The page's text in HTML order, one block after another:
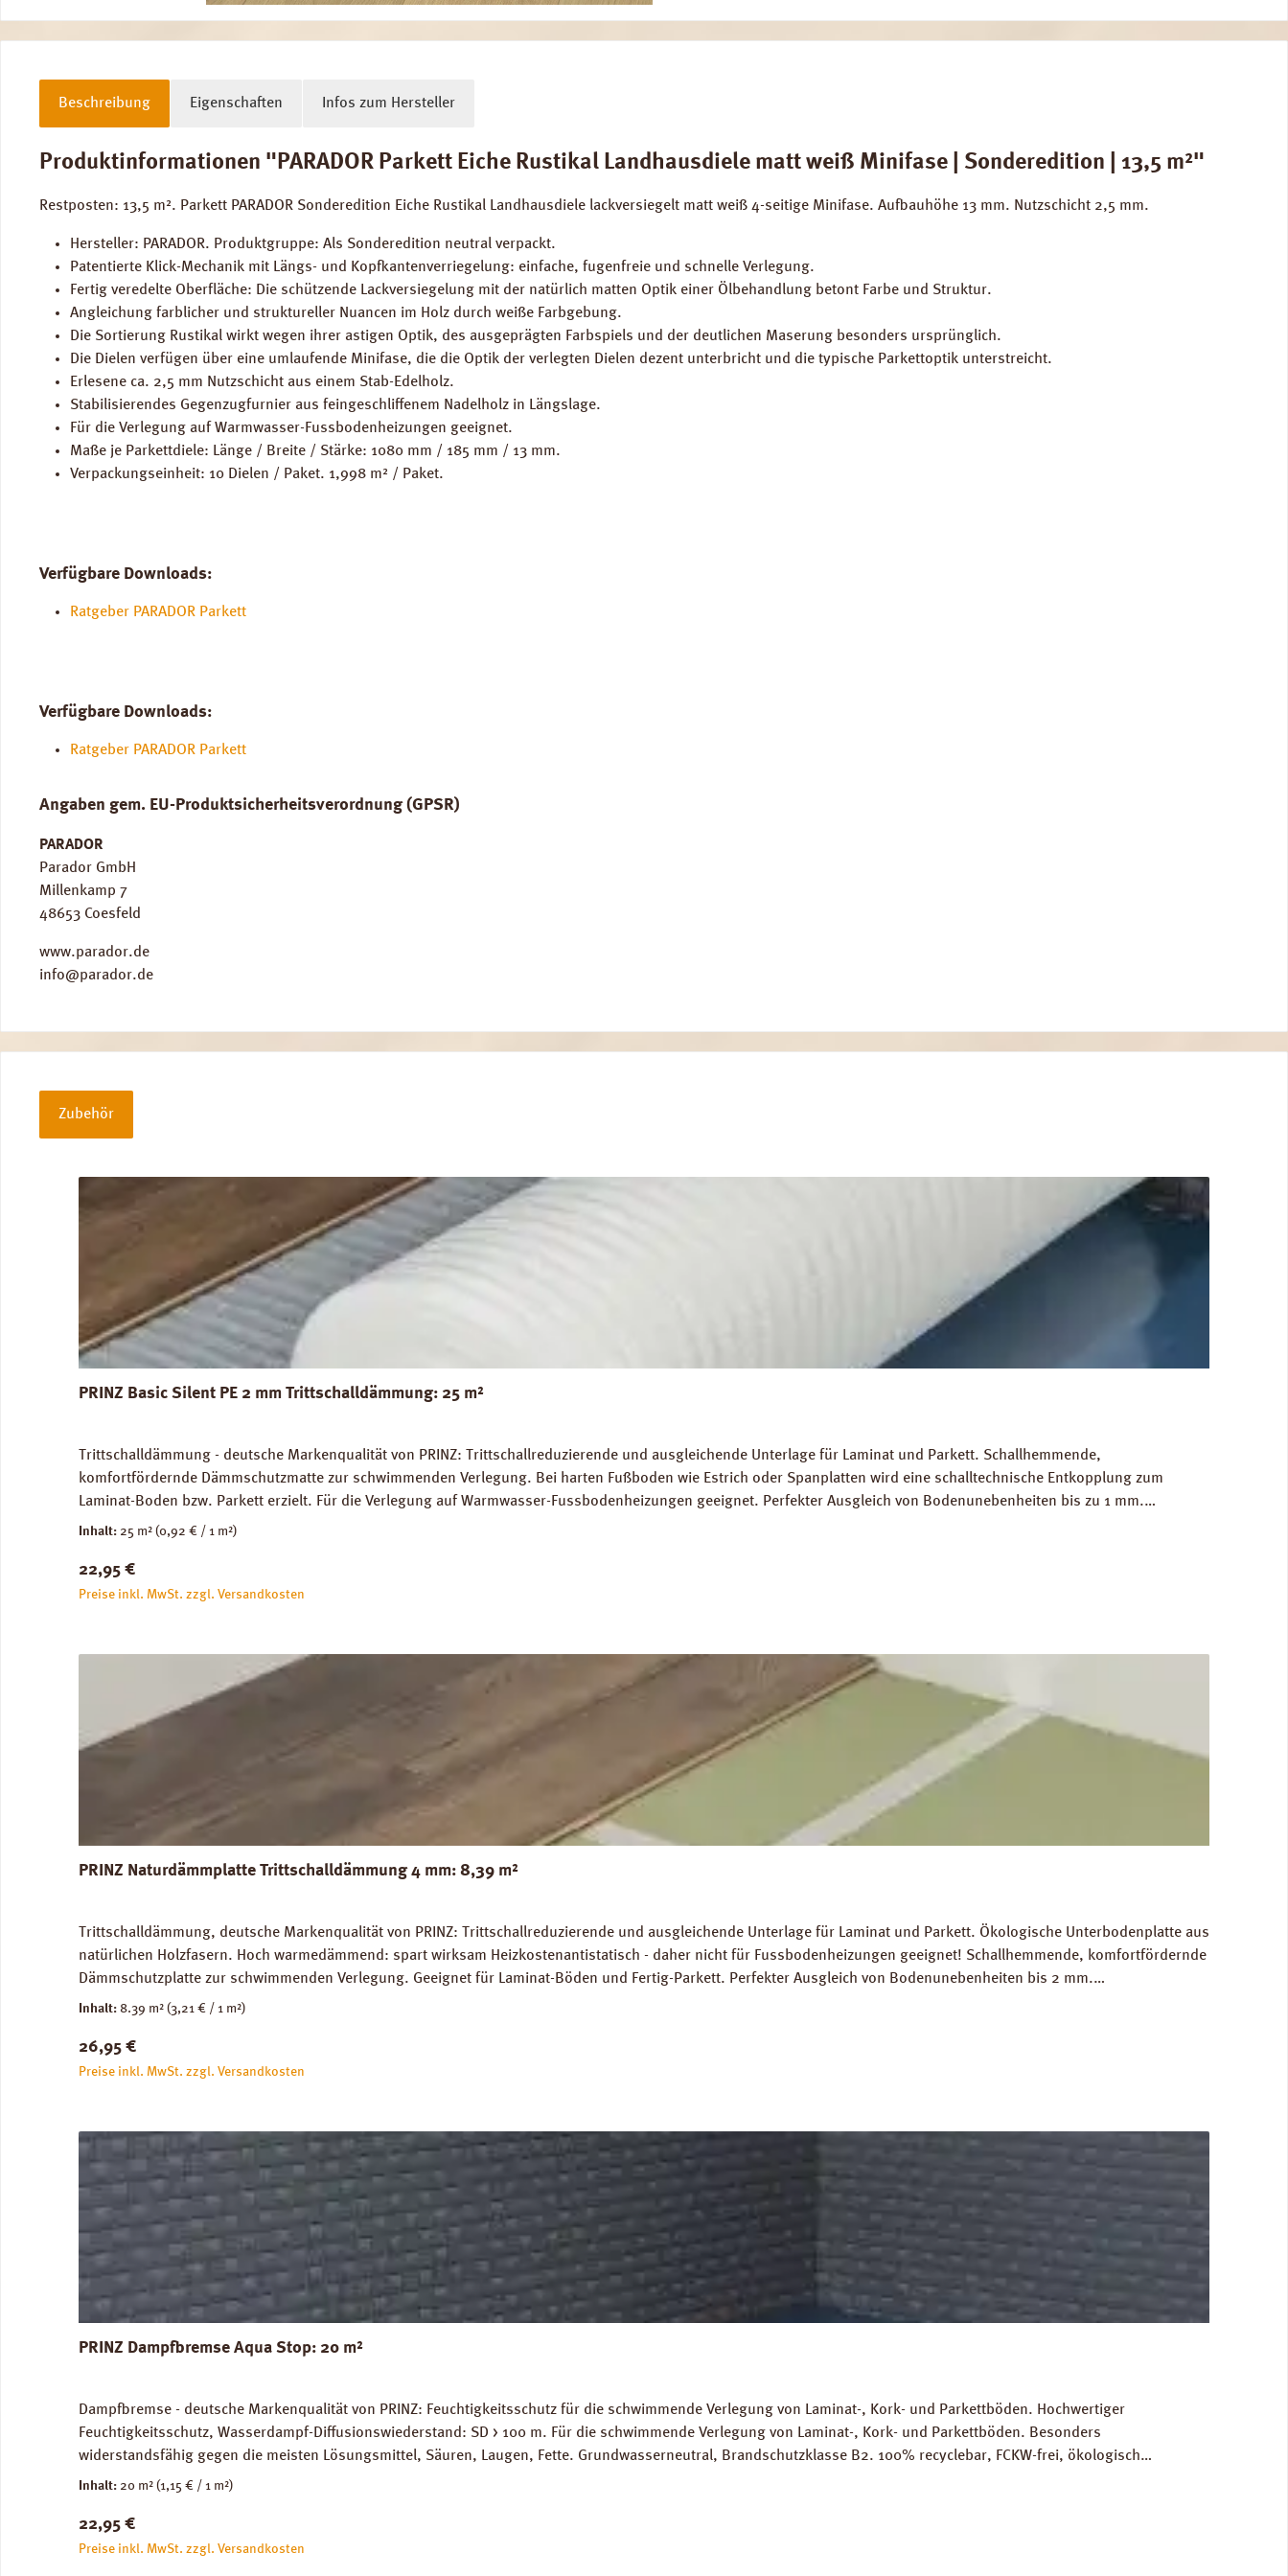
Beschreibung Eigenschaften Infos zum Hersteller
Produktinformationen "PARADOR Parkett Eiche Rustikal Landhausdiele matt weiß Minifase | Sonderedition | 13,5 m²"
Restposten: 13,5 m². Parkett PARADOR Sonderedition Eiche Rustikal Landhausdiele lackversiegelt matt weiß 4-seitige Minifase. Aufbauhöhe 13 mm. Nutzschicht 2,5 mm.
Hersteller: PARADOR. Produktgruppe: Als Sonderedition neutral verpackt.
Patentierte Klick-Mechanik mit Längs- und Kopfkantenverriegelung: einfache, fugenfreie und schnelle Verlegung.
Fertig veredelte Oberfläche: Die schützende Lackversiegelung mit der natürlich matten Optik einer Ölbehandlung betont Farbe und Struktur.
Angleichung farblicher und struktureller Nuancen im Holz durch weiße Farbgebung.
Die Sortierung Rustikal wirkt wegen ihrer astigen Optik, des ausgeprägten Farbspiels und der deutlichen Maserung besonders ursprünglich.
Die Dielen verfügen über eine umlaufende Minifase, die die Optik der verlegten Dielen dezent unterbricht und die typische Parkettoptik unterstreicht.
Erlesene ca. 2,5 mm Nutzschicht aus einem Stab-Edelholz.
Stabilisierendes Gegenzugfurnier aus feingeschliffenem Nadelholz in Längslage.
Für die Verlegung auf Warmwasser-Fussbodenheizungen geeignet.
Maße je Parkettdiele: Länge / Breite / Stärke: 1080 mm / 185 mm / 13 mm.
Verpackungseinheit: 10 Dielen / Paket. 1,998 m² / Paket.
Verfügbare Downloads:
Ratgeber PARADOR Parkett
Verfügbare Downloads:
Ratgeber PARADOR Parkett
Angaben gem. EU-Produktsicherheitsverordnung (GPSR)
PARADOR
Parador GmbH
Millenkamp 7
48653 Coesfeld
www.parador.de
info@parador.de
Zubehör
PRINZ Basic Silent PE 2 mm Trittschalldämmung: 25 m²
Trittschalldämmung - deutsche Markenqualität von PRINZ: Trittschallreduzierende und ausgleichende Unterlage für Laminat und Parkett. Schallhemmende,
komfortfördernde Dämmschutzmatte zur schwimmenden Verlegung. Bei harten Fußboden wie Estrich oder Spanplatten wird eine schalltechnische Entkopplung zum
Laminat-Boden bzw. Parkett erzielt. Für die Verlegung auf Warmwasser-Fussbodenheizungen geeignet. Perfekter Ausgleich von Bodenunebenheiten bis zu 1 mm.
Abmessungen: Breite 100 cm, Länge 25 m: 1 Rolle = 25 m² Trittschall-Verbesserung: 16 dB (ISO 140-8). Dichte: 25 kg/m³. FCKW- und HFCKW-frei. Ökologisch
Inhalt: 25 m² (0,92 € / 1 m²)
Regulärer Preis:
22,95 €
Preise inkl. MwSt. zzgl. Versandkosten
PRINZ Naturdämmplatte Trittschalldämmung 4 mm: 8,39 m²
Trittschalldämmung, deutsche Markenqualität von PRINZ: Trittschallreduzierende und ausgleichende Unterlage für Laminat und Parkett. Ökologische Unterbodenplatte aus
natürlichen Holzfasern. Hoch warmedämmend: spart wirksam Heizkostenantistatisch - daher nicht für Fussbodenheizungen geeignet! Schallhemmende, komfortfördernde
Dämmschutzplatte zur schwimmenden Verlegung. Geeignet für Laminat-Böden und Fertig-Parkett. Perfekter Ausgleich von Bodenunebenheiten bis 2 mm.
Trittschalldämmung: 19 dB, Gehschallverbesserung: 7 %. Hohe Belastungsfähigkeit von bis zu 7 t / m². Abmessungen: Breite 590 mm, Länge 790 mm, Stärke: 4 mm.
Inhalt: 8.39 m² (3,21 € / 1 m²)
Regulärer Preis:
26,95 €
Preise inkl. MwSt. zzgl. Versandkosten
PRINZ Dampfbremse Aqua Stop: 20 m²
Dampfbremse - deutsche Markenqualität von PRINZ: Feuchtigkeitsschutz für die schwimmende Verlegung von Laminat-, Kork- und Parkettböden. Hochwertiger
Feuchtigkeitsschutz, Wasserdampf-Diffusionswiederstand: SD > 100 m. Für die schwimmende Verlegung von Laminat-, Kork- und Parkettböden. Besonders
widerstandsfähig gegen die meisten Lösungsmittel, Säuren, Laugen, Fette. Grundwasserneutral, Brandschutzklasse B2. 100% recyclebar, FCKW-frei, ökologisch
unbedenklich. Für Warmwasser-Fussbodenheizung geeignet. Abmessungen: Länge: 10 m, Breite 2 m, Stärke 200 mµ. Gewicht als Grundlage für die Berechnung der
Inhalt: 20 m² (1,15 € / 1 m²)
Regulärer Preis:
22,95 €
Preise inkl. MwSt. zzgl. Versandkosten